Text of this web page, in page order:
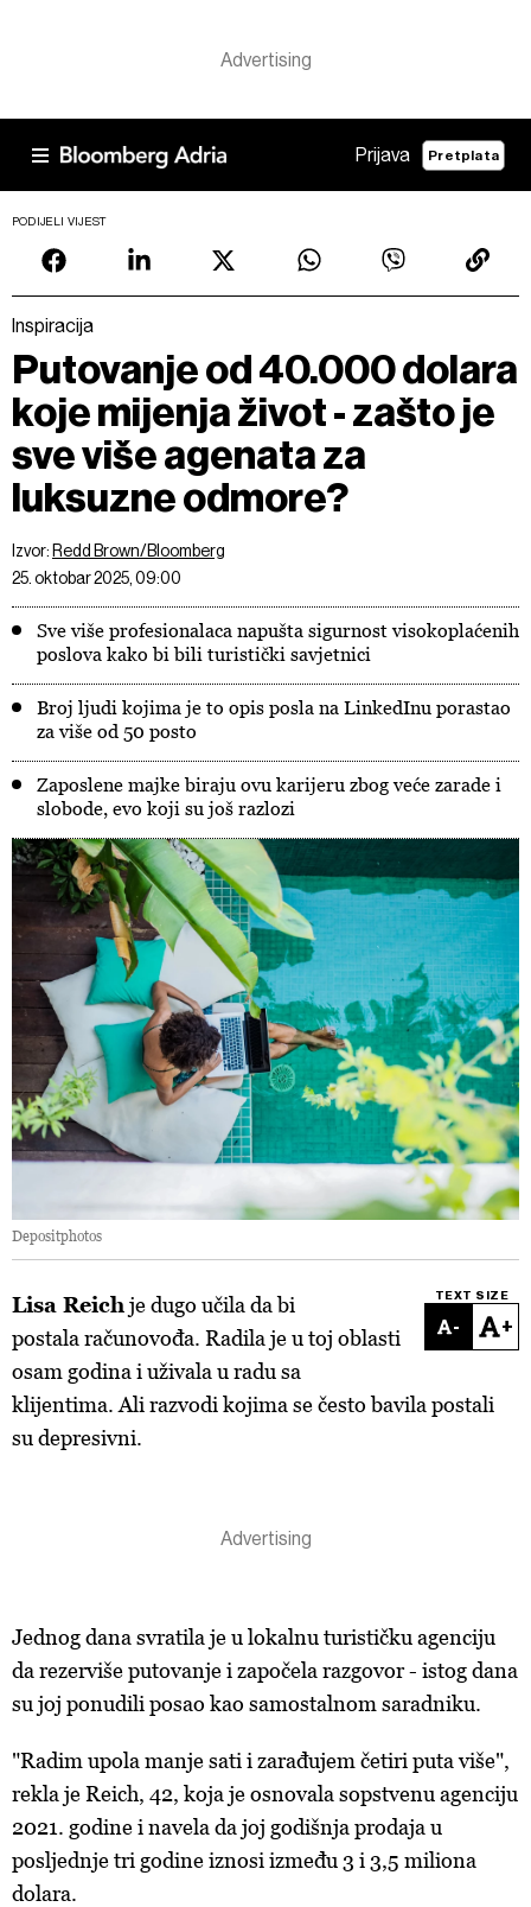
Prijava Pretplata
PODIJELI VIJEST
Inspiracija
Putovanje od 40.000 dolara
koje mijenja život - zašto je
sve više agenata za
luksuzne odmore?
Izvor: Redd Brown/Bloomberg
25. oktobar 2025, 09:00
Sve više profesionalaca napušta sigurnost visokoplaćenih
poslova kako bi bili turistički savjetnici
Broj ljudi kojima je to opis posla na LinkedInu porastao
za više od 50 posto
Zaposlene majke biraju ovu karijeru zbog veće zarade i
slobode, evo koji su još razlozi
Depositphotos
TEXT SIZE
- +
Lisa Reichje dugo učila da bi
postala računovođa. Radila je u toj oblasti
osam godina i uživala u radu sa
klijentima. Ali razvodi kojima se često bavila postali
su depresivni.
Jednog dana svratila je u lokalnu turističku agenciju
da rezerviše putovanje i započela razgovor - istog dana
su joj ponudili posao kao samostalnom saradniku.
"Radim upola manje sati i zarađujem četiri puta više",
rekla je Reich, 42, koja je osnovala sopstvenu agenciju
2021. godine i navela da joj godišnja prodaja u
posljednje tri godine iznosi između 3 i 3,5 miliona
dolara.